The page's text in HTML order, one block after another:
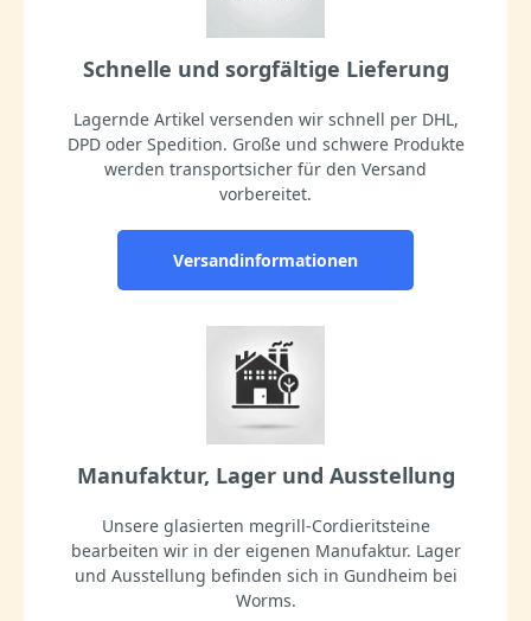
Schnelle und sorgfältige Lieferung
Lagernde Artikel versenden wir schnell per DHL,
DPD oder Spedition. Große und schwere Produkte
werden transportsicher für den Versand
vorbereitet.
Versandinformationen
Manufaktur, Lager und Ausstellung
Unsere glasierten megrill-Cordieritsteine
bearbeiten wir in der eigenen Manufaktur. Lager
und Ausstellung befinden sich in Gundheim bei
Worms.